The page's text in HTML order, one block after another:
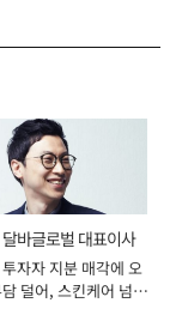
바글로벌 대표이사
자자 지분 매각에 오
덜어, 스킨케어 넘어